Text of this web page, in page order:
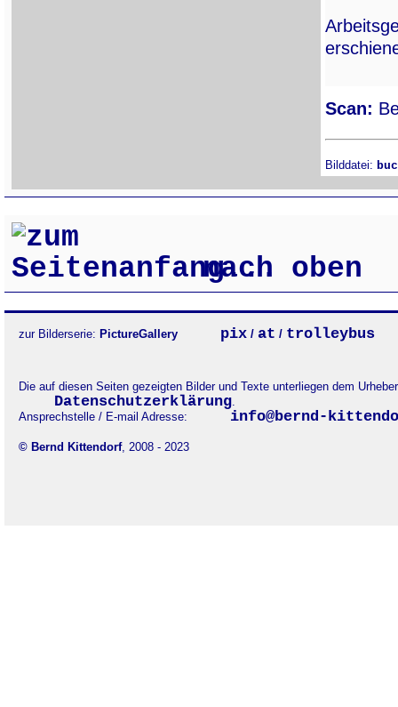
Scan:
Bilddatei:
nach oben
zur Bilderserie: PictureGallery pix / at / trolleybus
Die auf diesen Seiten gezeigten Bilder und Texte unterliegen dem
Datenschutzerklärung.
Ansprechstelle / E-mail Adresse:
info@bernd-
© Bernd Kittendorf, 2008 - 2023